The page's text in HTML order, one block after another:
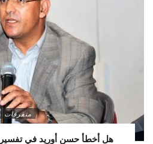
متفرقات
هل أخطأ حسن أوريد في